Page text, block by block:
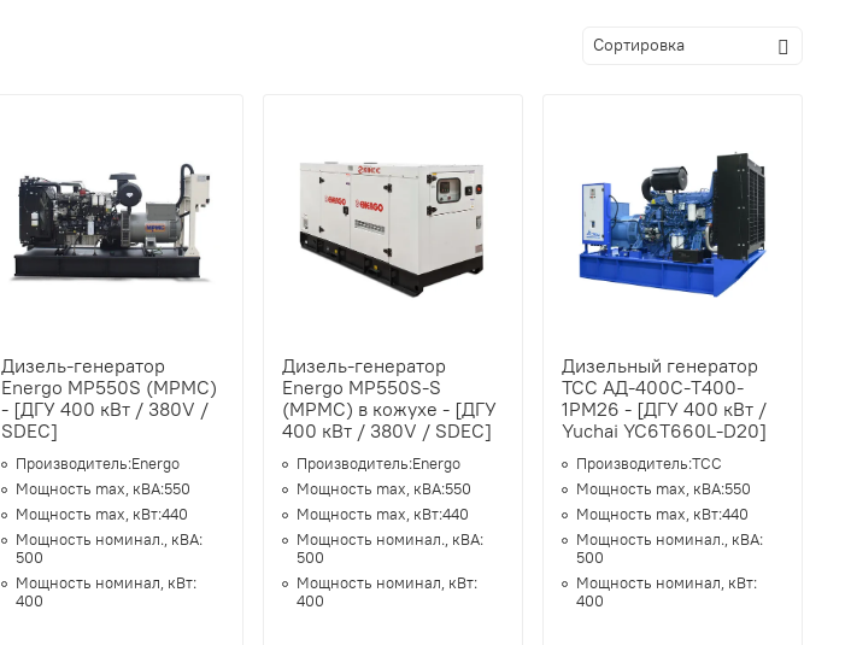
Дизель-генератор
Energo MP550S (MPMC)
- [ДГУ 400 кВт / 380V /
SDEC]
Производитель:Energo
Мощность max, кВА:550
Мощность max, кВт:440
Мощность номинал., кВА:
500
Мощность номинал, кВт:
400
Дизель-генератор
Energo MP550S-S
(MPMC) в кожухе - [ДГУ
400 кВт / 380V / SDEC]
Производитель:Energo
Мощность max, кВА:550
Мощность max, кВт:440
Мощность номинал., кВА:
500
Мощность номинал, кВт:
400
Дизельный генератор
ТСС АД-400С-Т400-
1РМ26 - [ДГУ 400 кВт /
Yuchai YC6T660L-D20]
Производитель:ТСС
Мощность max, кВА:550
Мощность max, кВт:440
Мощность номинал., кВА:
500
Мощность номинал, кВт:
400